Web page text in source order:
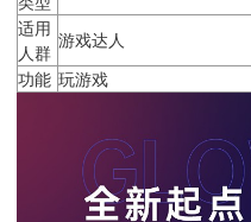
适用
人群
游戏达人
功能 玩游戏